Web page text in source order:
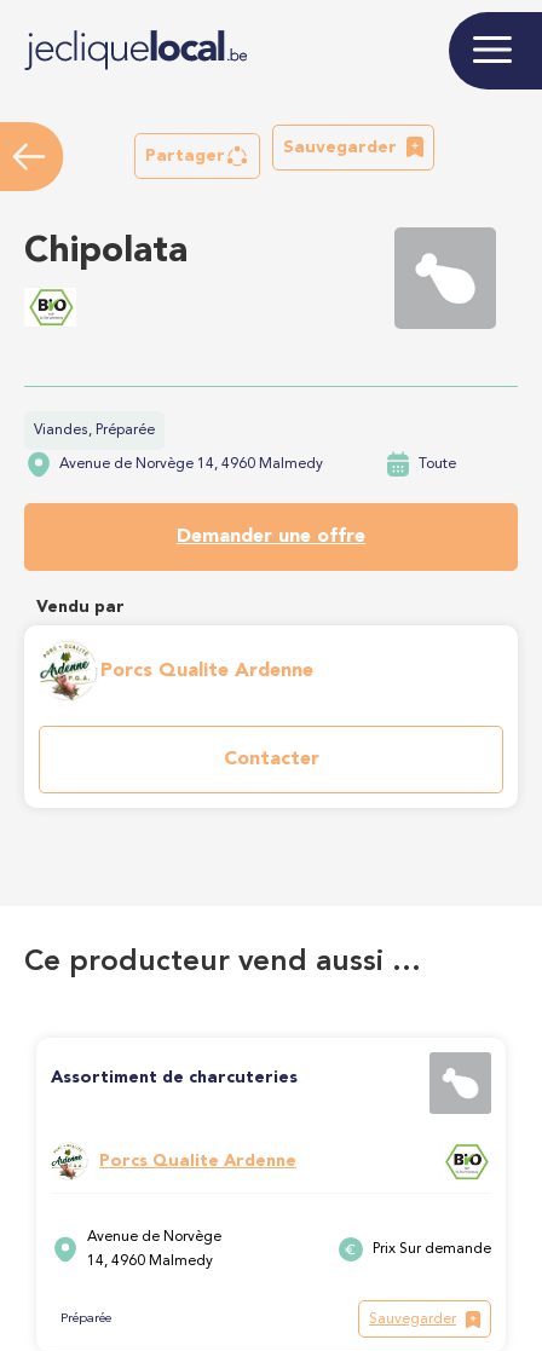
Partager
Sauvegarder
Chipolata
Viandes, Préparée
Avenue de Norvège 14, 4960 Malmedy Toute
Demander une offre
Vendu par
Porcs Qualite Ardenne
Contacter
Ce producteur vend aussi …
Assortiment de charcuteries
Porcs Qualite Ardenne
Avenue de Norvège
14, 4960 Malmedy
Prix Sur demande
Préparée Sauvegarder